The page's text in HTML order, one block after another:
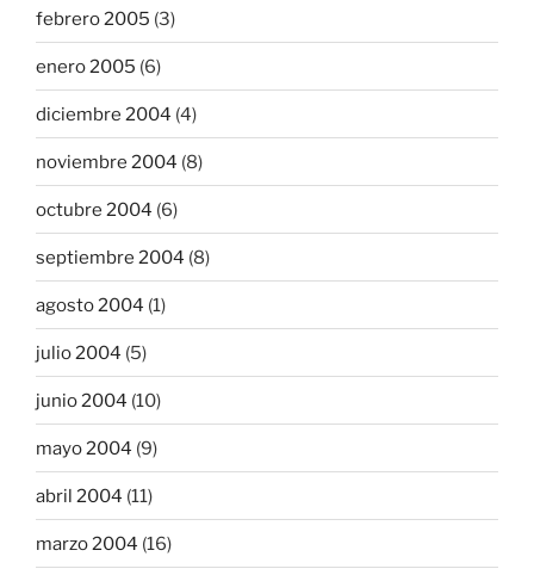
febrero 2005 (3)
enero 2005 (6)
diciembre 2004 (4)
noviembre 2004 (8)
octubre 2004 (6)
septiembre 2004 (8)
agosto 2004 (1)
julio 2004 (5)
junio 2004 (10)
mayo 2004 (9)
abril 2004 (11)
marzo 2004 (16)